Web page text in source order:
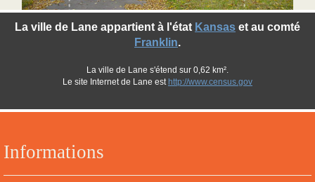
Informations
La ville de Lane appartient à l'état Kansas et au comté
Franklin.
La ville de Lane s'étend sur 0,62 km².
Le site Internet de Lane est http://www.census.gov